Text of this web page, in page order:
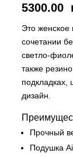
5300.00
Это женское
сочетании
светло-
также
подкладках,
дизайн.
Прочный
Подушка